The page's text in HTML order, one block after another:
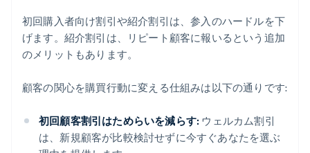
初回購入者向け割引や紹介割引は、参入のハードルを下
げます。紹介割引は、リピート顧客に報いるという追加
のメリットもあります。
顧客の関心を購買行動に変える仕組みは以下の通りです:
初回顧客割引はためらいを減らす: ウェルカム割引
は、新規顧客が比較検討せずに今すぐあなたを選ぶ